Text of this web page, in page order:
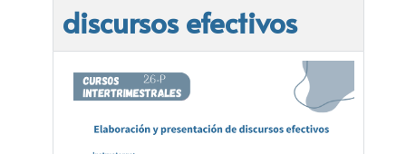
discursos efectivos